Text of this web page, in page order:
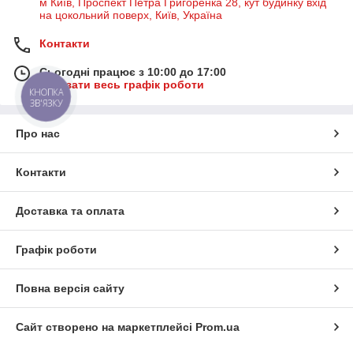
на цокольний поверх, Київ, Україна
Контакти
Сьогодні працює з 10:00 до 17:00
Показати весь графік роботи
Про нас
Контакти
Доставка та оплата
Графік роботи
Повна версія сайту
Сайт створено на маркетплейсі Prom.ua
КНОПКА
ЗВ'ЯЗКУ